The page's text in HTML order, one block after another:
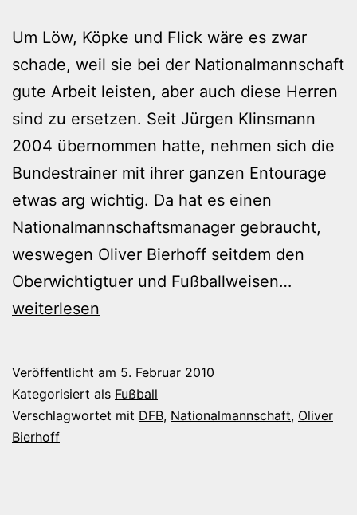
Um Löw, Köpke und Flick wäre es zwar
schade, weil sie bei der Nationalmannschaft
gute Arbeit leisten, aber auch diese Herren
sind zu ersetzen. Seit Jürgen Klinsmann
2004 übernommen hatte, nehmen sich die
Bundestrainer mit ihrer ganzen Entourage
etwas arg wichtig. Da hat es einen
Nationalmannschaftsmanager gebraucht,
weswegen Oliver Bierhoff seitdem den
Oberwichtigtuer und Fußballweisen…
weiterlesen
Veröffentlicht am 5. Februar 2010
Kategorisiert als Fußball
Verschlagwortet mit DFB, Nationalmannschaft, Oliver
Bierhoff